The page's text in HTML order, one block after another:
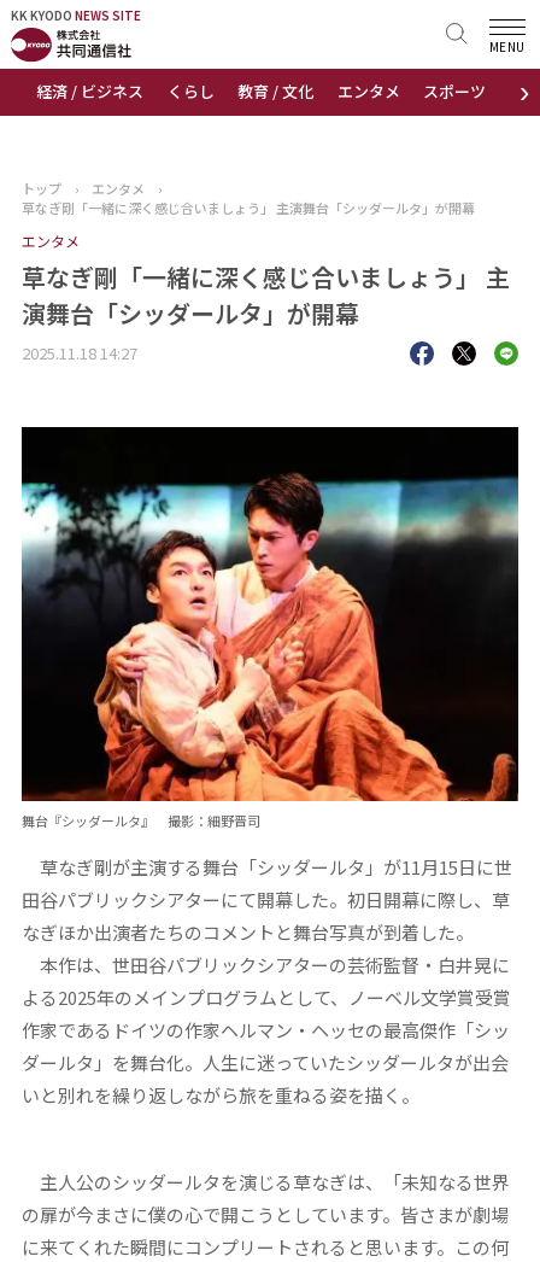
KK KYODO NEWS SITE
›
経済 / ビジネス くらし 教育 / 文化 エンタメ スポーツ 地域
MENU
KK KYODONEWS SITE
トップページ
ニュース
おすすめコンテンツ
出版物
トップ › エンタメ
›
草なぎ剛「一緒に深く感じ合いましょう」 主演舞台「シッダールタ」が開幕
エンタメ
草なぎ剛「一緒に深く感じ合いましょう」 主
演舞台「シッダールタ」が開幕
2025.11.18 14:27
舞台『シッダールタ』 撮影：細野晋司
草なぎ剛が主演する舞台「シッダールタ」が11月15日に世
田谷パブリックシアターにて開幕した。初日開幕に際し、草
なぎほか出演者たちのコメントと舞台写真が到着した。
本作は、世田谷パブリックシアターの芸術監督・白井晃に
よる2025年のメインプログラムとして、ノーベル文学賞受賞
作家であるドイツの作家ヘルマン・ヘッセの最高傑作「シッ
ダールタ」を舞台化。人生に迷っていたシッダールタが出会
いと別れを繰り返しながら旅を重ねる姿を描く。
主人公のシッダールタを演じる草なぎは、「未知なる世界
の扉が今まさに僕の心で開こうとしています。皆さまが劇場
に来てくれた瞬間にコンプリートされると思います。この何